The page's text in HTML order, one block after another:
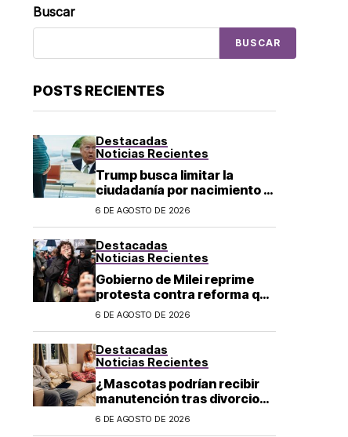
Buscar
BUSCAR
POSTS RECIENTES
Destacadas
Noticias Recientes
Trump busca limitar la
ciudadanía por nacimiento y
el «turismo de parto» en EU;
6 DE AGOSTO DE 2026
Destacadas
Noticias Recientes
Gobierno de Milei reprime
protesta contra reforma que
permite la venta de tierra a
6 DE AGOSTO DE 2026
Destacadas
Noticias Recientes
¿Mascotas podrían recibir
manutención tras divorcio
de sus dueños en CDMX?
6 DE AGOSTO DE 2026